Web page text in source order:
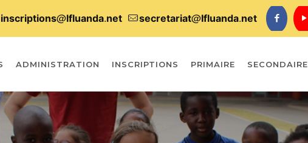
inscriptions@lfluanda.net secretariat@Ifluanda.net
ADMINISTRATION INSCRIPTIONS PRIMAIRE SECONDAIRE